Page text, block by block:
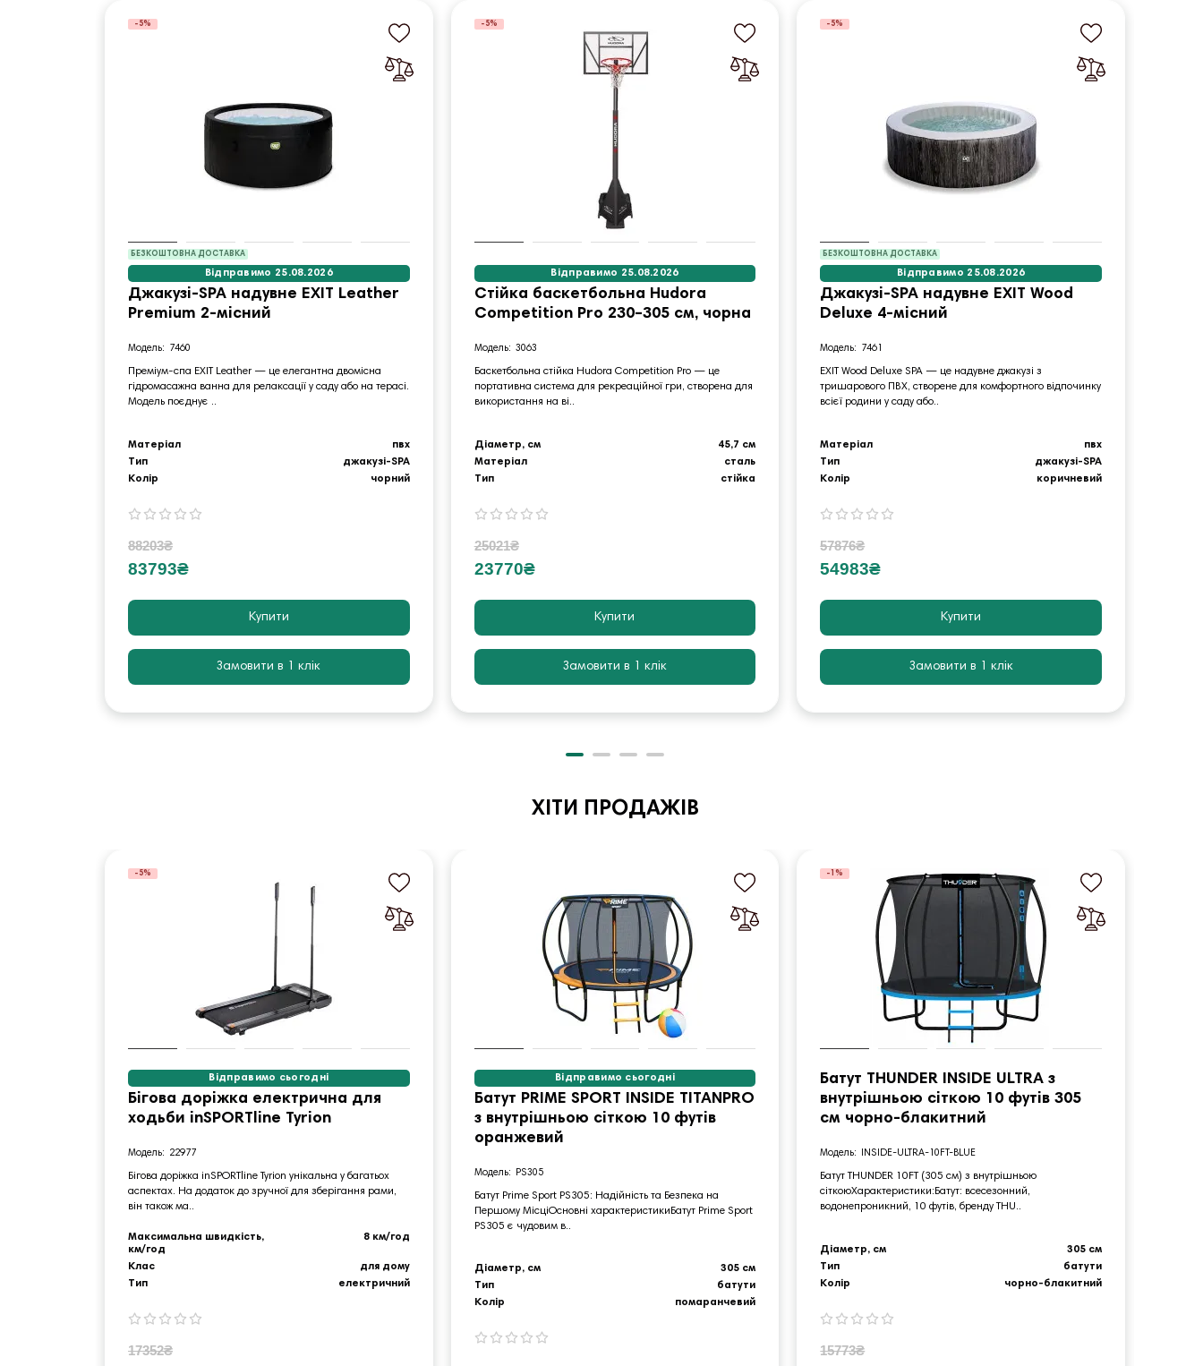
БЕЗКОШТОВНА ДОСТАВКА
-5%
Відправимо 25.08.2026
Джакузі-SPA надувне EXIT Leather
Premium 2-місний
7460
Преміум‑спа EXIT Leather — це елегантна двомісна
гідромасажна ванна для релаксації у саду або на терасі.
Модель поєднує ..
Матеріал
пвх
Тип
джакузі-SPA
Колір
чорний
88203₴
83793₴
Купити
Замовити в 1 клік
-5%
Відправимо 25.08.2026
Стійка баскетбольна Hudora
Competition Pro 230–305 см, чорна
3063
Баскетбольна стійка Hudora Competition Pro — це
портативна система для рекреаційної гри, створена для
використання на ві..
Діаметр, см
45,7 см
Матеріал
сталь
Тип
стійка
25021₴
23770₴
Купити
Замовити в 1 клік
БЕЗКОШТОВНА ДОСТАВКА
-5%
Відправимо 25.08.2026
Джакузі-SPA надувне EXIT Wood
Deluxe 4-місний
7461
EXIT Wood Deluxe SPA — це надувне джакузі з
тришарового ПВХ, створене для комфортного відпочинку
всієї родини у саду або..
Матеріал
пвх
Тип
джакузі-SPA
Колір
коричневий
57876₴
54983₴
Купити
Замовити в 1 клік
ХІТИ ПРОДАЖІВ
-5%
Відправимо сьогодні
Бігова доріжка електрична для
ходьби inSPORTline Tyrion
22977
Бігова доріжка inSPORTline Tyrion унікальна у багатьох
аспектах. На додаток до зручної для зберігання рами,
він також ма..
Максимальна швидкість,
км/год
8 км/год
Клас
для дому
Тип
електричний
17352₴
Відправимо сьогодні
Батут PRIME SPORT INSIDE TITANPRO
з внутрішньою сіткою 10 футів
оранжевий
PS305
Батут Prime Sport PS305: Надійність та Безпека на
Першому МісціОсновні характеристикиБатут Prime Sport
PS305 є чудовим в..
Діаметр, см
305 см
Тип
батути
Колір
помаранчевий
-1%
Батут THUNDER INSIDE ULTRA з
внутрішньою сіткою 10 футів 305
см чорно-блакитний
INSIDE-ULTRA-10FT-BLUE
Батут THUNDER 10FT (305 см) з внутрішньою
сіткоюХарактеристики:Батут: всесезонний,
водонепроникний, 10 футів, бренду THU..
Діаметр, см
305 см
Тип
батути
Колір
чорно-блакитний
15773₴